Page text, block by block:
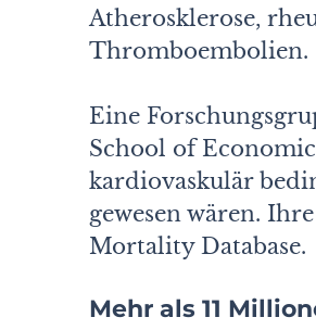
Atherosklerose,
Thromboembolien.
Eine
School of
kardiovaskulär
gewe­sen wären.
Mortality Database.
Mehr als 11